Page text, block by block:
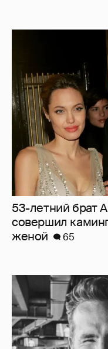
53-летний брат
совершил
женой
65